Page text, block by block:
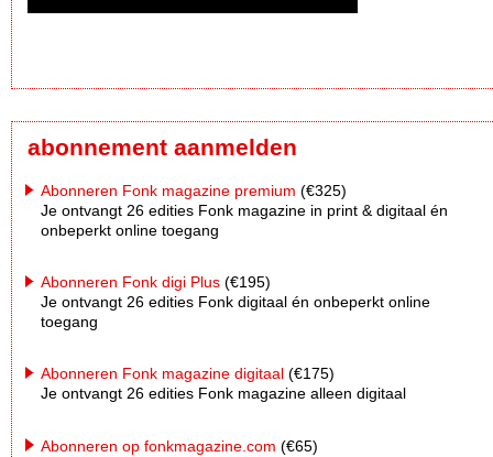
abonnement aanmelden
Abonneren Fonk magazine premium (€325)
Je ontvangt 26 edities Fonk magazine in print & digitaal én
onbeperkt online toegang
Abonneren Fonk digi Plus (€195)
Je ontvangt 26 edities Fonk digitaal én onbeperkt online
toegang
Abonneren Fonk magazine digitaal (€175)
Je ontvangt 26 edities Fonk magazine alleen digitaal
Abonneren op fonkmagazine.com (€65)